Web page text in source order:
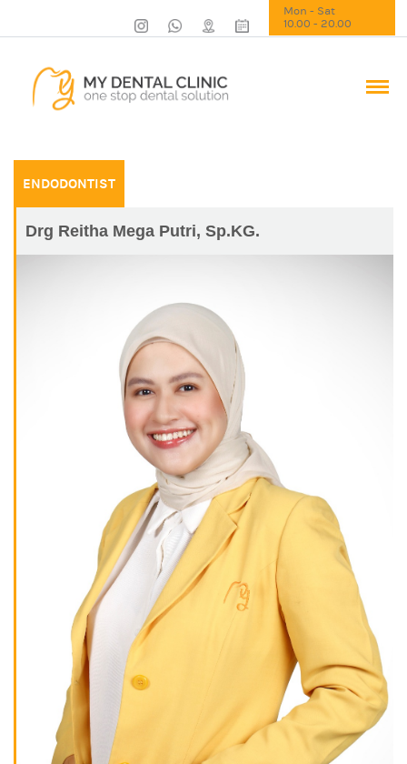
Mon - Sat
10.00 - 20.00
ENDODONTIST
Drg Reitha Mega Putri, Sp.KG.